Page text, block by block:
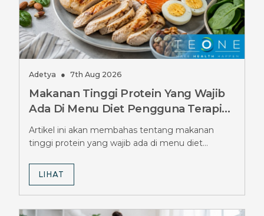
Adetya ● 7th Aug 2026
Makanan Tinggi Protein Yang Wajib
Ada Di Menu Diet Pengguna Terapi
Ozempic, Jangan Sampai Terlewat
Artikel ini akan membahas tentang makanan
tinggi protein yang wajib ada di menu diet
LIHAT